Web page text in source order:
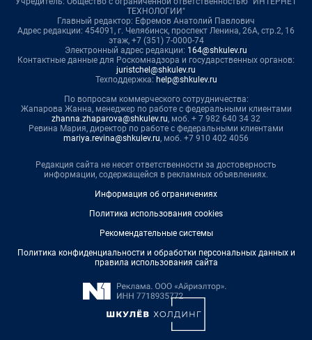
ТЕХНОЛОГИИ"
Главный редактор: Ефремов Анатолий Павлович
Адрес редакции: 454091, г. Челябинск, проспект Ленина, 26А, стр.2, 16
этаж, +7 (351) 7-0000-74
Электронный адрес редакции: 164@shkulev.ru
Контактные данные для Роскомнадзора и государственных органов:
juristchel@shkulev.ru
Техподдержка: help@shkulev.ru
По вопросам коммерческого сотрудничества:
Жапарова Жанна, менеджер по работе с федеральными клиентами
zhanna.zhaparova@shkulev.ru, моб. + 7 982 640 34 32
Ревина Мария, директор по работе с федеральными клиентами
mariya.revina@shkulev.ru, моб. +7 910 402 4056
Редакция сайта не несет ответственности за достоверность
информации, содержащейся в рекламных объявлениях.
Информация об ограничениях
Политика использования cookies
Рекомендательные системы
Политика конфиденциальности и обработки персональных данных и
правила использования сайта